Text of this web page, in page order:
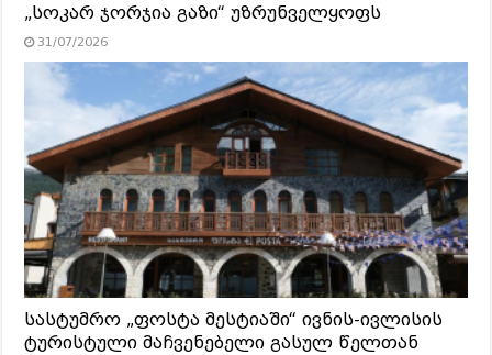
„სოკარ ჯორჯია გაზი“ უზრუნველყოფს
31/07/2026
სასტუმრო „ფოსტა მესტიაში“ ივნის-ივლისის
ტურისტული მაჩვენებელი გასულ წელთან